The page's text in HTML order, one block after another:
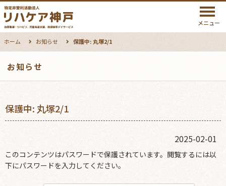
メニュー
ホーム お知らせ 保護中: 丸塚2/1
お知らせ
保護中: 丸塚2/1
2025-02-01
このコンテンツはパスワードで保護されています。閲覧するには以
下にパスワードを入力してください。